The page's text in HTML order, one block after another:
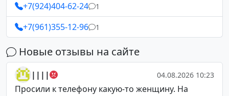
+7(924)404-62-24 1
+7(961)355-12-96 1
Новые отзывы на сайте
|||| 04.08.2026 10:23
Просили к телефону какую-то женщину. На